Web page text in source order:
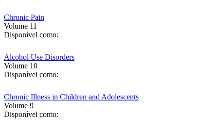
Chronic Pain
Volume 11
Disponível como:
Alcohol Use Disorders
Volume 10
Disponível como:
Chronic Illness in Children and Adolescents
Volume 9
Disponível como: